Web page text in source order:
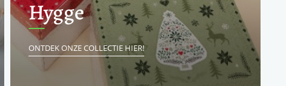
Hygge
ONTDEK ONZE COLLECTIE HIER!